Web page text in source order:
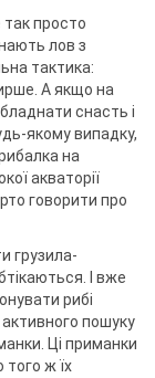
просто
лов з
тактика:
А якщо на
снасть і
якому випадку,
на
акваторії
говорити про
грузила-
І вже
рибі
активного пошуку
Ці приманки
того ж їх